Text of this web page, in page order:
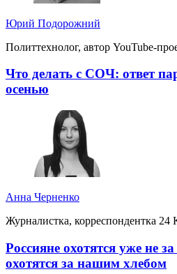
Юрий Подорожний
Политтехнолог, автор YouTube-
Что делать с СОЧ: ответ
осенью
Анна Черненко
Журналистка, корреспондентка 24
Россияне охотятся уже не
охотятся за нашим хлебом